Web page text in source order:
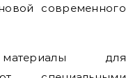
современного
материалы для